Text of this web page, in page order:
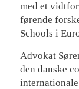
med et
førende
Schools i
Advokat
den danske